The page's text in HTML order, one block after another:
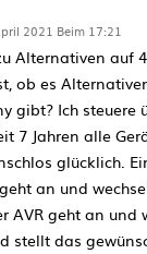
2021 Beim 17:21
Alternativen auf
ob es
gibt? Ich steuere
7 Jahren alle
glücklich.
an und
AVR geht an und
stellt das